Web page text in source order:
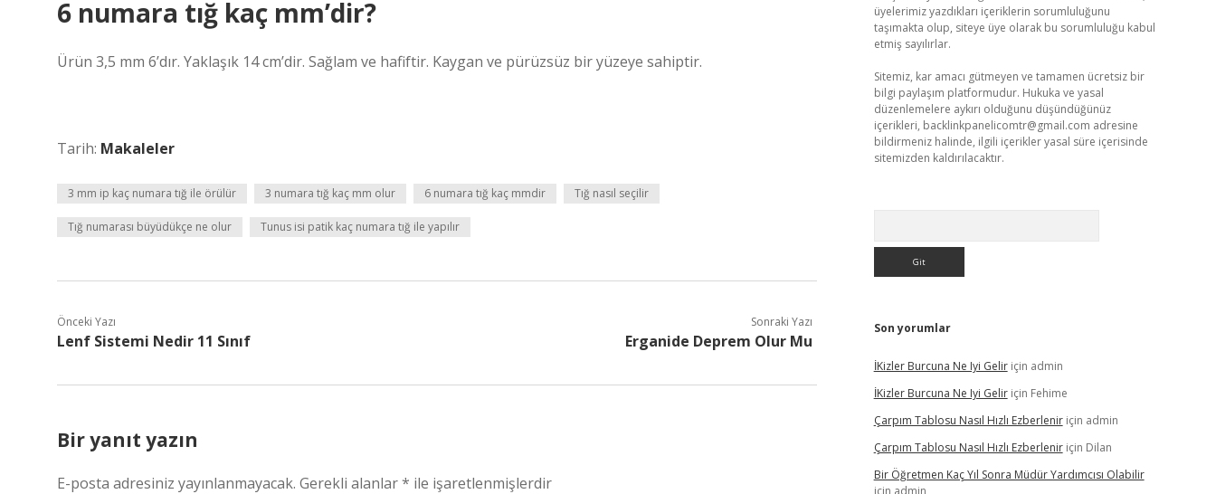
6 numara tığ kaç mm’dir?
Ürün 3,5 mm 6’dır. Yaklaşık 14 cm’dir. Sağlam ve hafiftir. Kaygan ve pürüzsüz bir yüzeye sahiptir.
Tarih: Makaleler
3 mm ip kaç numara tığ ile örülür 3 numara tığ kaç mm olur 6 numara tığ kaç mmdir Tığ nasıl seçilir
Tığ numarası büyüdükçe ne olur Tunus isi patik kaç numara tığ ile yapılır
Önceki Yazı
Lenf Sistemi Nedir 11 Sınıf
Sonraki Yazı
Erganide Deprem Olur Mu
Bir yanıt yazın
E-posta adresiniz yayınlanmayacak. Gerekli alanlar* ile işaretlenmişlerdir
üyelerimiz yazdıkları içeriklerin sorumluluğunu
taşımakta olup, siteye üye olarak bu sorumluluğu kabul
etmiş sayılırlar.
Sitemiz, kar amacı gütmeyen ve tamamen ücretsiz bir
bilgi paylaşım platformudur. Hukuka ve yasal
düzenlemelere aykırı olduğunu düşündüğünüz
içerikleri, backlinkpanelicomtr@gmail.com adresine
bildirmeniz halinde, ilgili içerikler yasal süre içerisinde
sitemizden kaldırılacaktır.
Son yorumlar
İKizler Burcuna Ne Iyi Geliriçin admin
İKizler Burcuna Ne Iyi Geliriçin Fehime
Çarpım Tablosu Nasıl Hızlı Ezberleniriçin admin
Çarpım Tablosu Nasıl Hızlı Ezberleniriçin Dilan
Bir Öğretmen Kaç Yıl Sonra Müdür Yardımcısı Olabilir
için admin